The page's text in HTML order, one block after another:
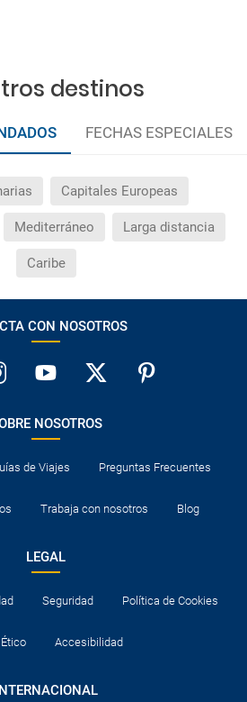
destinos
FECHAS ESPECIALES
Capitales Europeas
Mediterráneo Larga distancia
Caribe
CON NOSOTROS
NOSOTROS
de Viajes Preguntas Frecuentes
Trabaja con nosotros Blog
LEGAL
Seguridad Política de Cookies
Accesibilidad